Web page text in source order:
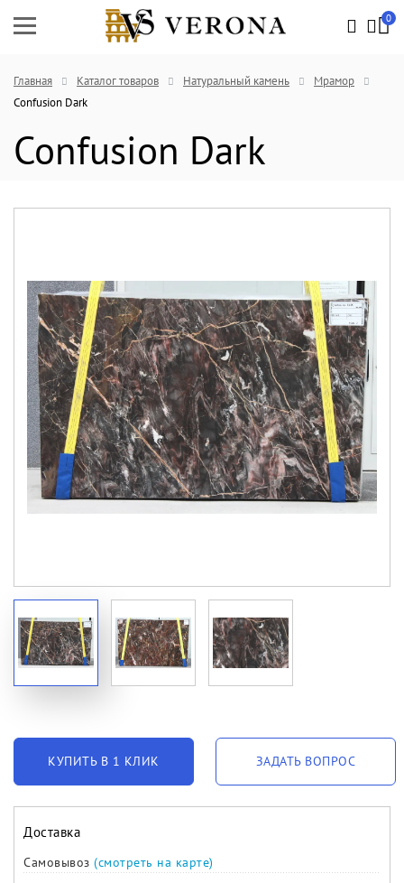
0
Главная Каталог товаров Натуральный камень
Мрамор
Confusion Dark
Confusion Dark
КУПИТЬ В 1 КЛИК ЗАДАТЬ ВОПРОС
Доставка
Самовывоз (смотреть на карте)